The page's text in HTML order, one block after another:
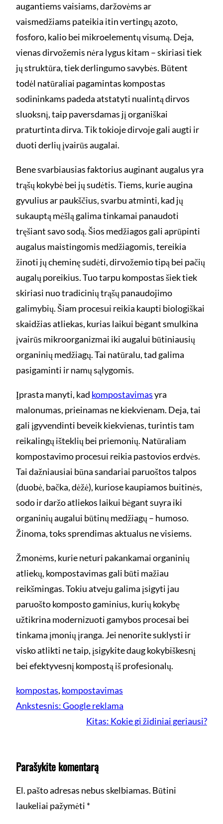
augantiems vaisiams, daržovėms ar
vaismedžiams pateikia itin vertingų azoto,
fosforo, kalio bei mikroelementų visumą. Deja,
vienas dirvožemis nėra lygus kitam – skiriasi tiek
jų struktūra, tiek derlingumo savybės. Būtent
todėl natūraliai pagamintas kompostas
sodininkams padeda atstatyti nualintą dirvos
sluoksnį, taip paversdamas jį organiškai
praturtinta dirva. Tik tokioje dirvoje gali augti ir
duoti derlių įvairūs augalai.
Bene svarbiausias faktorius auginant augalus yra
trąšų kokybė bei jų sudėtis. Tiems, kurie augina
gyvulius ar paukščius, svarbu atminti, kad jų
sukauptą mėšlą galima tinkamai panaudoti
tręšiant savo sodą. Šios medžiagos gali aprūpinti
augalus maistingomis medžiagomis, tereikia
žinoti jų cheminę sudėti, dirvožemio tipą bei pačių
augalų poreikius. Tuo tarpu kompostas šiek tiek
skiriasi nuo tradicinių trąšų panaudojimo
galimybių. Šiam procesui reikia kaupti biologiškai
skaidžias atliekas, kurias laikui bėgant smulkina
įvairūs mikroorganizmai iki augalui būtiniausių
organinių medžiagų. Tai natūralu, tad galima
pasigaminti ir namų sąlygomis.
Įprasta manyti, kad kompostavimasyra
malonumas, prieinamas ne kiekvienam. Deja, tai
gali įgyvendinti beveik kiekvienas, turintis tam
reikalingų išteklių bei priemonių. Natūraliam
kompostavimo procesui reikia pastovios erdvės.
Tai dažniausiai būna sandariai paruoštos talpos
(duobė, bačka, dėžė), kuriose kaupiamos buitinės,
sodo ir daržo atliekos laikui bėgant suyra iki
organinių augalui būtinų medžiagų – humoso.
Žinoma, toks sprendimas aktualus ne visiems.
Žmonėms, kurie neturi pakankamai organinių
atliekų, kompostavimas gali būti mažiau
reikšmingas. Tokiu atveju galima įsigyti jau
paruošto komposto gaminius, kurių kokybę
užtikrina modernizuoti gamybos procesai bei
tinkama įmonių įranga. Jei nenorite suklysti ir
visko atlikti ne taip, įsigykite daug kokybiškesnį
bei efektyvesnį kompostą iš profesionalų.
kompostas, kompostavimas
Ankstesnis:Google reklama
Kitas: Kokie gi židiniai geriausi?
Parašykite komentarą
El. pašto adresas nebus skelbiamas. Būtini
laukeliai pažymėti *